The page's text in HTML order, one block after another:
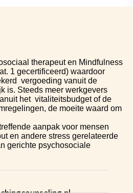
therapeut en Mindfulness
1 gecertificeerd) waardoor
vergoeding vanuit de
is. Steeds meer werkgevers
uithet vitaliteitsbudget of de
de moeite waard om
aanpak voor mensen
en andere stress gerelateerde
gerichte psychosociale